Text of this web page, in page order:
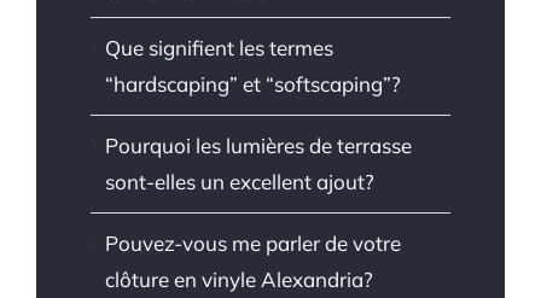
Que signifient les termes
“hardscaping” et “softscaping”?
Pourquoi les lumières de terrasse
sont-elles un excellent ajout?
Pouvez-vous me parler de votre
clôture en vinyle Alexandria?